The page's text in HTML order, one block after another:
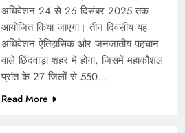
अधिवेशन 24 से 26 दिसंबर 2025 तक
आयोजित किया जाएगा। तीन दिवसीय यह
अधिवेशन ऐतिहासिक और जनजातीय पहचान
वाले छिंदवाड़ा शहर में होगा, जिसमें महाकौशल
प्रांत के 27 जिलों से 550…
Read More